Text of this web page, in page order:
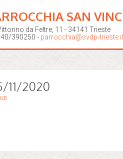
SAN
da Feltre, 11 - 34141 Trieste
390250 - parrocchia@svdp-trieste.it
11/2020
GB